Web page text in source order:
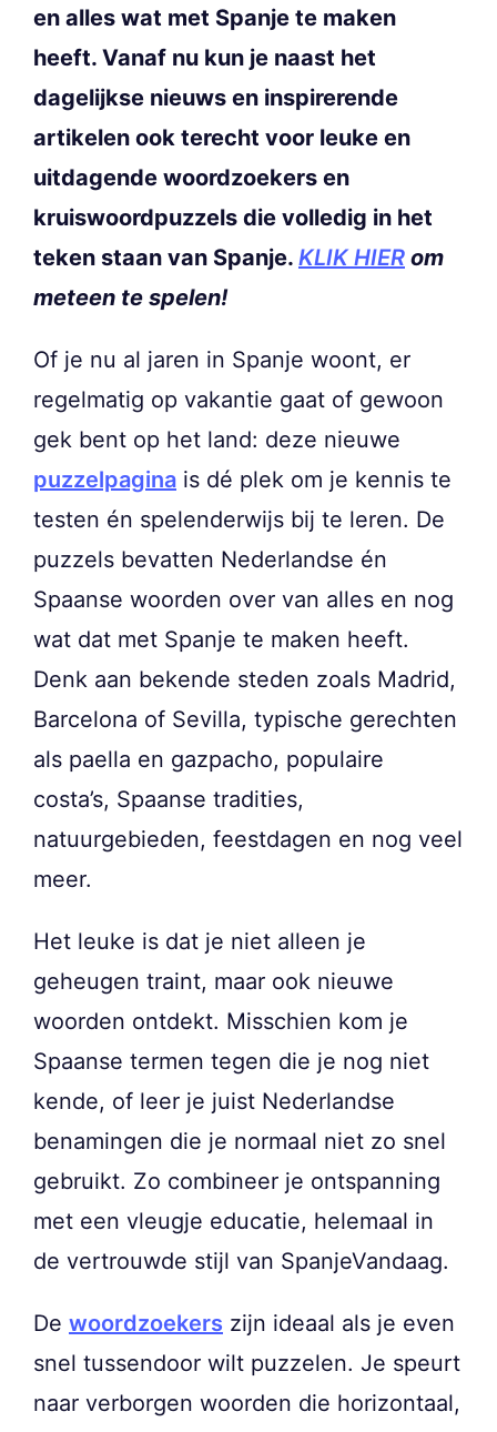
en alles wat met Spanje te maken
heeft. Vanaf nu kun je naast het
dagelijkse nieuws en inspirerende
artikelen ook terecht voor leuke en
uitdagende woordzoekers en
kruiswoordpuzzels die volledig in het
teken staan van Spanje. KLIK HIER om
meteen te spelen!
Of je nu al jaren in Spanje woont, er
regelmatig op vakantie gaat of gewoon
gek bent op het land: deze nieuwe
puzzelpagina is dé plek om je kennis te
testen én spelenderwijs bij te leren. De
puzzels bevatten Nederlandse én
Spaanse woorden over van alles en nog
wat dat met Spanje te maken heeft.
Denk aan bekende steden zoals Madrid,
Barcelona of Sevilla, typische gerechten
als paella en gazpacho, populaire
costa’s, Spaanse tradities,
natuurgebieden, feestdagen en nog veel
meer.
Het leuke is dat je niet alleen je
geheugen traint, maar ook nieuwe
woorden ontdekt. Misschien kom je
Spaanse termen tegen die je nog niet
kende, of leer je juist Nederlandse
benamingen die je normaal niet zo snel
gebruikt. Zo combineer je ontspanning
met een vleugje educatie, helemaal in
de vertrouwde stijl van SpanjeVandaag.
De woordzoekers zijn ideaal als je even
snel tussendoor wilt puzzelen. Je speurt
naar verborgen woorden die horizontaal,